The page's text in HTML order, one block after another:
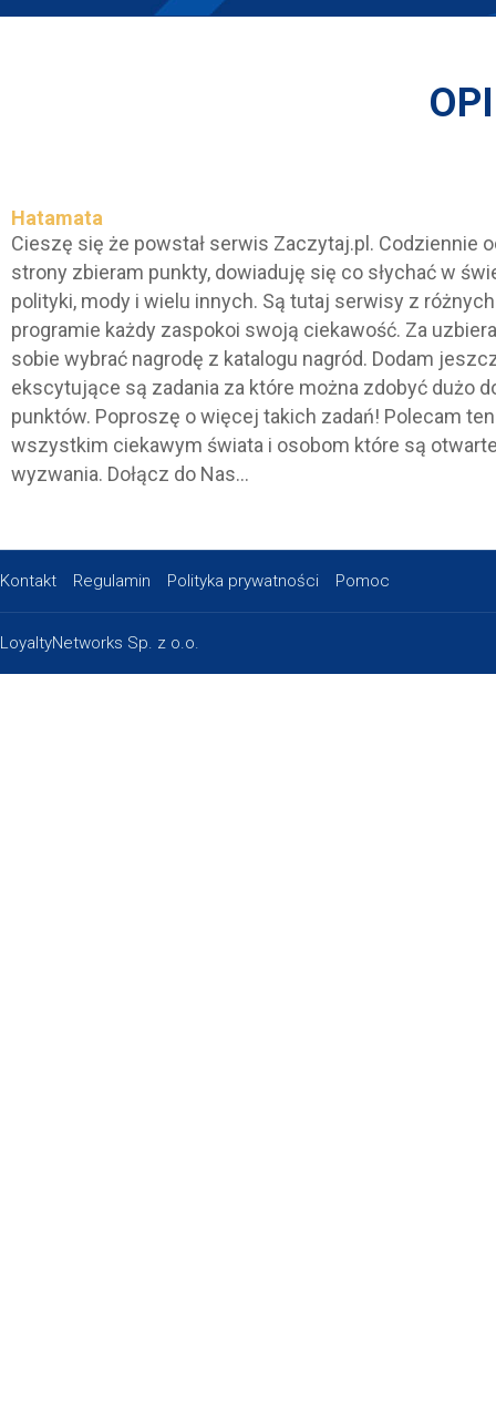
Hatamata
Cieszę się że powstał serwis Zaczytaj.pl. Codziennie
strony zbieram punkty, dowiaduję się co słychać w
polityki, mody i wielu innych. Są tutaj serwisy z
programie każdy zaspokoi swoją ciekawość. Za
sobie wybrać nagrodę z katalogu nagród. Dodam
ekscytujące są zadania za które można zdobyć dużo
punktów. Poproszę o więcej takich zadań! Polecam
wszystkim ciekawym świata i osobom które są
wyzwania. Dołącz do Nas...
Kontakt Regulamin Polityka prywatności Pomoc
LoyaltyNetworks Sp. z o.o.